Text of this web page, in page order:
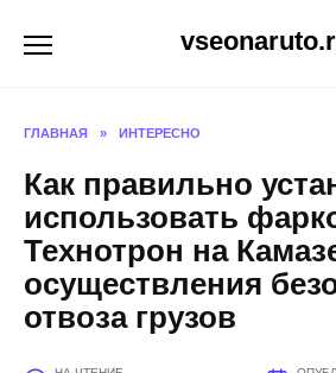
ГЛАВНАЯ » ИНТЕРЕСНО
Как правильно
использовать
Технотрон на
осуществления
отвоза грузов